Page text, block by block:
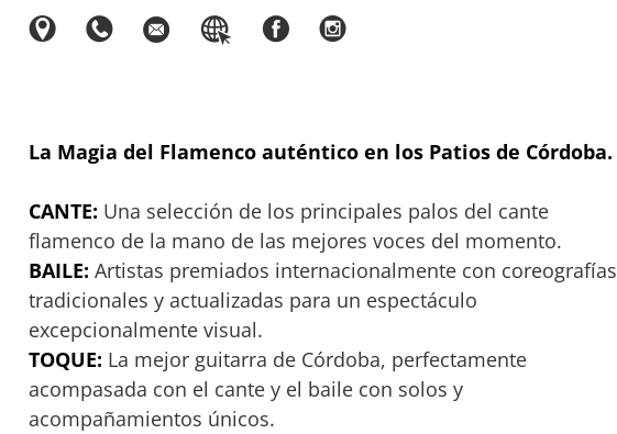
La Magia del Flamenco auténtico en los Patios de Córdoba.
CANTE: Una selección de los principales palos del cante
flamenco de la mano de las mejores voces del momento.
BAILE: Artistas premiados internacionalmente con coreografías
tradicionales y actualizadas para un espectáculo
excepcionalmente visual.
TOQUE: La mejor guitarra de Córdoba, perfectamente
acompasada con el cante y el baile con solos y
acompañamientos únicos.